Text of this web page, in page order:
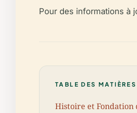
Pour des informations à
TABLE DES MATIÈRES
Histoire et Fondation